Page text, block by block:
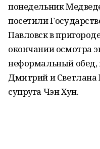
понедельник
посетили
Павловск в
окончании осмотра
неформальный обед,
Дмитрий и Светлана
супруга Чэн Хун.